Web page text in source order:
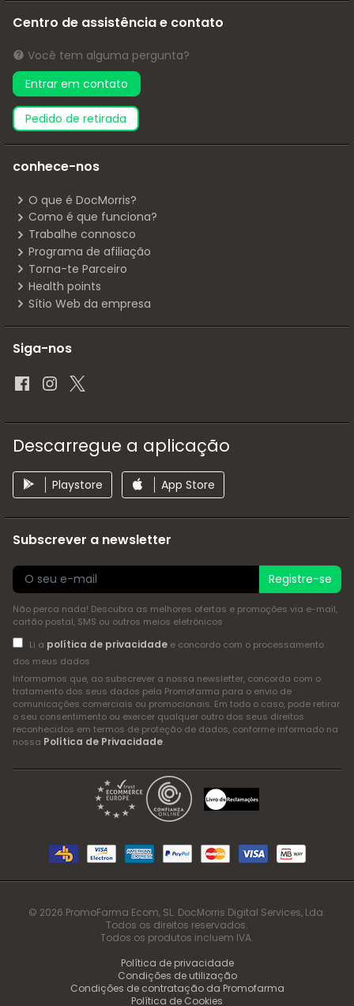
Centro de assistência e contato
Você tem alguma pergunta?
Entrar em contato
pedido de retirada
conhece-nos
O que é DocMorris?
Como é que funciona?
Trabalhe connosco
Programa de afiliação
Torna-te Parceiro
Health points
Sítio Web da empresa
Siga-nos
Descarregue a aplicação
Playstore App Store
Subscrever a newsletter
Registre-se
Não perca nada! Descubra as melhores ofertas e promoções via e-mail,
cartão postal, SMS ou outros meios eletrónicos
Li a política de privacidadee concordo com o processamento
dos meus dados
Informamos que, ao subscrever a nossa newsletter, concorda com o
tratamento dos seus dados pela Promofarma para o envio de
comunicações comerciais ou promocionais. Em todo o caso, pode retirar
o seu consentimento ou exercer qualquer outro dos seus direitos
reconhecidos em termos de proteção de dados, conforme informado na
nossa Política de Privacidade.
© 2026 PromoFarma Ecom, SL. DocMorris Digital Services, Lda.
Todos os direitos reservados.
Todos os produtos incluem IVA.
Política de privacidade
Condições de utilização
Condições de contratação da Promofarma
Política de Cookies